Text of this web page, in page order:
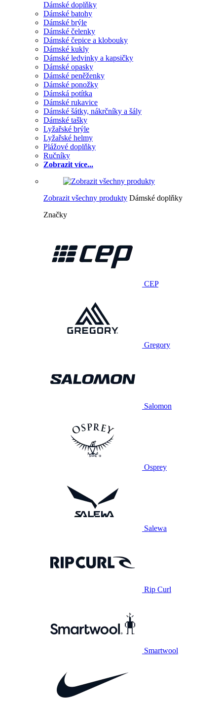
Dámské doplňky
Dámské batohy
Dámské brýle
Dámské čelenky
Dámské čepice a klobouky
Dámské kukly
Dámské ledvinky a kapsičky
Dámské opasky
Dámské peněženky
Dámské ponožky
Dámská potítka
Dámské rukavice
Dámské šátky, nákrčníky a šály
Dámské tašky
Lyžařské brýle
Lyžařské helmy
Plážové doplňky
Ručníky
Zobrazit více...
Zobrazit všechny produkty Dámské doplňky
Značky
CEP
Gregory
Salomon
Osprey
Salewa
Rip Curl
Smartwool